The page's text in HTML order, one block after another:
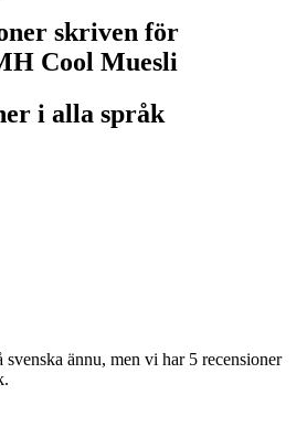
skriven för
Cool Muesli
i alla språk
ännu, men vi har 5 recensioner